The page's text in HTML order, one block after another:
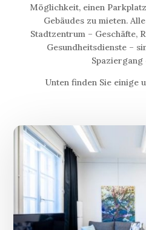
Möglichkeit, einen
Gebäudes zu mieten.
Stadtzentrum – Geschäfte,
Gesundheitsdienste –
Spaziergang
Unten finden Sie einige